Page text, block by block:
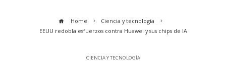
Home
Ciencia y tecnología
EEUU redobla esfuerzos contra Huawei y sus chips de IA
CIENCIA Y TECNOLOGÍA